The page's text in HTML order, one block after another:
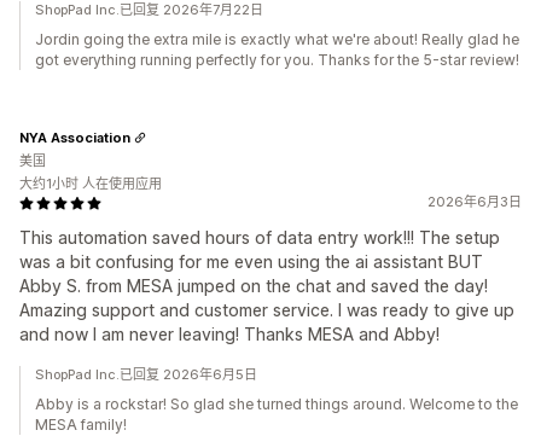
ShopPad Inc.已回复 2026年7月22日
Jordin going the extra mile is exactly what we're about! Really glad he
got everything running perfectly for you. Thanks for the 5-star review!
2026年6月3日
This automation saved hours of data entry work!!! The setup
was a bit confusing for me even using the ai assistant BUT
Abby S. from MESA jumped on the chat and saved the day!
Amazing support and customer service. I was ready to give up
and now I am never leaving! Thanks MESA and Abby!
NYA Association
美国
大约1小时 人在使用应用
ShopPad Inc.已回复 2026年6月5日
Abby is a rockstar! So glad she turned things around. Welcome to the
MESA family!